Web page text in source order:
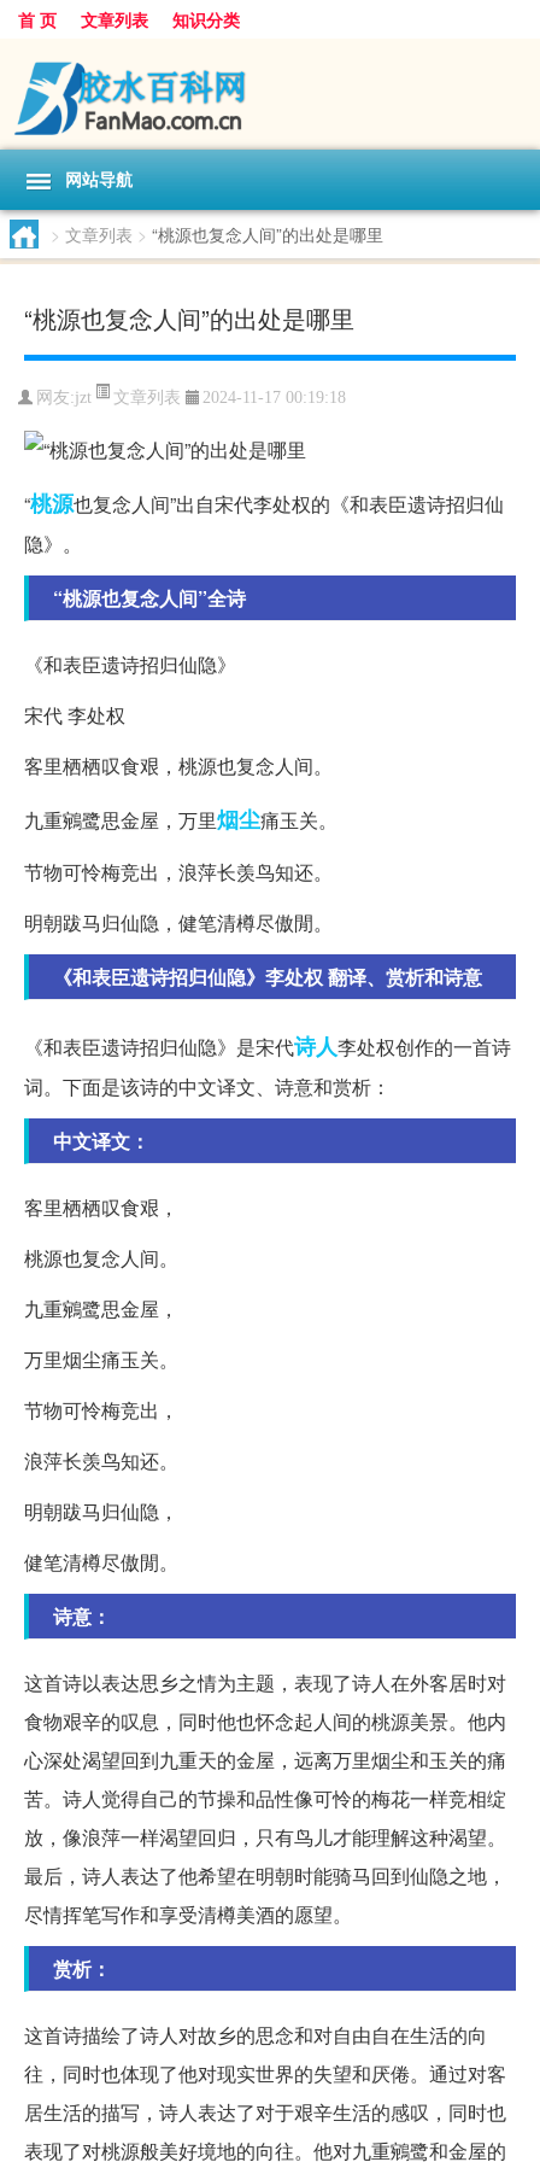
首 页 文章列表 知识分类
网站导航
> 文章列表 > “桃源也复念人间”的出处是哪里
“桃源也复念人间”的出处是哪里
网友:jzt 文章列表 2024-11-17 00:19:18
“桃源也复念人间”出自宋代李处权的《和表臣遗诗招归仙
隐》。
“桃源也复念人间”全诗
《和表臣遗诗招归仙隐》
宋代 李处权
客里栖栖叹食艰，桃源也复念人间。
九重鵷鹭思金屋，万里烟尘痛玉关。
节物可怜梅竞出，浪萍长羡鸟知还。
明朝跋马归仙隐，健笔清樽尽傲閒。
《和表臣遗诗招归仙隐》李处权 翻译、赏析和诗意
《和表臣遗诗招归仙隐》是宋代诗人李处权创作的一首诗
词。下面是该诗的中文译文、诗意和赏析：
中文译文：
客里栖栖叹食艰，
桃源也复念人间。
九重鵷鹭思金屋，
万里烟尘痛玉关。
节物可怜梅竞出，
浪萍长羡鸟知还。
明朝跋马归仙隐，
健笔清樽尽傲閒。
诗意：
这首诗以表达思乡之情为主题，表现了诗人在外客居时对
食物艰辛的叹息，同时他也怀念起人间的桃源美景。他内
心深处渴望回到九重天的金屋，远离万里烟尘和玉关的痛
苦。诗人觉得自己的节操和品性像可怜的梅花一样竞相绽
放，像浪萍一样渴望回归，只有鸟儿才能理解这种渴望。
最后，诗人表达了他希望在明朝时能骑马回到仙隐之地，
尽情挥笔写作和享受清樽美酒的愿望。
赏析：
这首诗描绘了诗人对故乡的思念和对自由自在生活的向
往，同时也体现了他对现实世界的失望和厌倦。通过对客
居生活的描写，诗人表达了对于艰辛生活的感叹，同时也
表现了对桃源般美好境地的向往。他对九重鵷鹭和金屋的